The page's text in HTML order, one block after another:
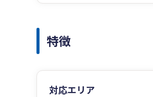
特徴
対応エリア